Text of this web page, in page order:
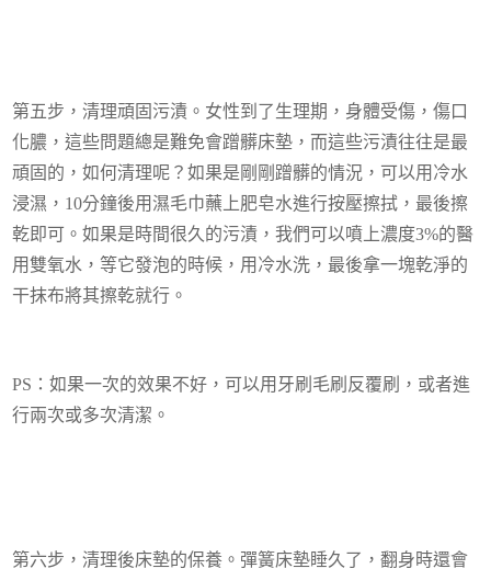
第五步，清理頑固污漬。女性到了生理期，身體受傷，傷口
化膿，這些問題總是難免會蹭髒床墊，而這些污漬往往是最
頑固的，如何清理呢？如果是剛剛蹭髒的情況，可以用冷水
浸濕，10分鐘後用濕毛巾蘸上肥皂水進行按壓擦拭，最後擦
乾即可。如果是時間很久的污漬，我們可以噴上濃度3%的醫
用雙氧水，等它發泡的時候，用冷水洗，最後拿一塊乾淨的
干抹布將其擦乾就行。
PS：如果一次的效果不好，可以用牙刷毛刷反覆刷，或者進
行兩次或多次清潔。
第六步，清理後床墊的保養。彈簧床墊睡久了，翻身時還會